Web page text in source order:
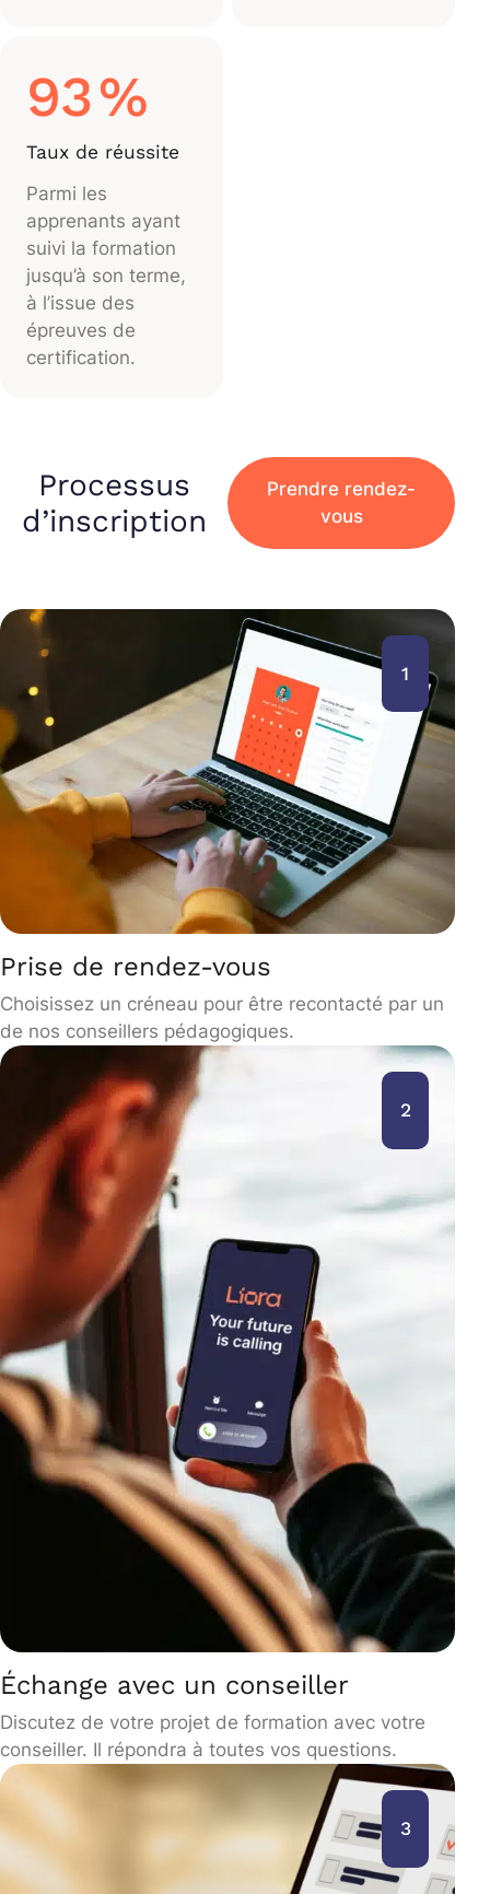
93%
Taux de réussite
Parmi les
apprenants ayant
suivi la formation
jusqu’à son terme,
à l’issue des
épreuves de
certification.
Processus
d’inscription
Prendre rendez-
vous
1
Prise de rendez-vous
Choisissez un créneau pour être recontacté par un
de nos conseillers pédagogiques.
2
Échange avec un conseiller
Discutez de votre projet de formation avec votre
conseiller. Il répondra à toutes vos questions.
3